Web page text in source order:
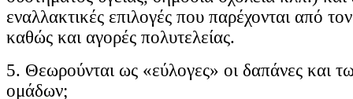
εναλλακτικές επιλογές που παρέχονται από
καθώς και αγορές πολυτελείας.
5. Θεωρούνται ως «εύλογες» οι δαπάνες και
ομάδων;